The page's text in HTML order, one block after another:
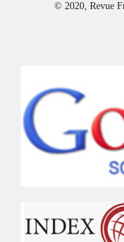
© 2020, Revue